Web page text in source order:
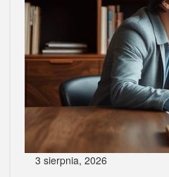
3 sierpnia, 2026